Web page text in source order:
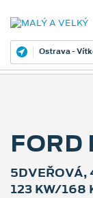
Ostrava -
FORD
5DVEŘOVÁ,
123 KW/168